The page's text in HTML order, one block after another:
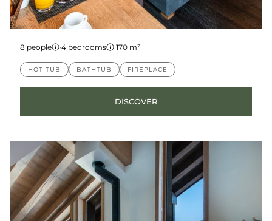
COURCHEVELYELLOWSTONE
8 people ·4 bedrooms ·170 m²
HOT TUB BATHTUB FIREPLACE
DISCOVER